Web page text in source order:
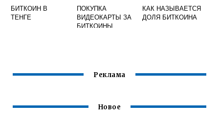
БИТКОИН В
ТЕНГЕ
ПОКУПКА
ВИДЕОКАРТЫ ЗА
БИТКОИНЫ
КАК НАЗЫВАЕТСЯ
ДОЛЯ БИТКОИНА
Реклама
Новое